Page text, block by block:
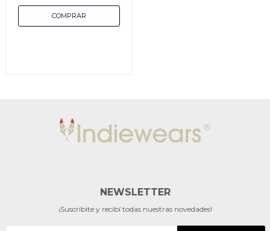
NEWSLETTER
¡Suscribite y recibí todas nuestras novedades!